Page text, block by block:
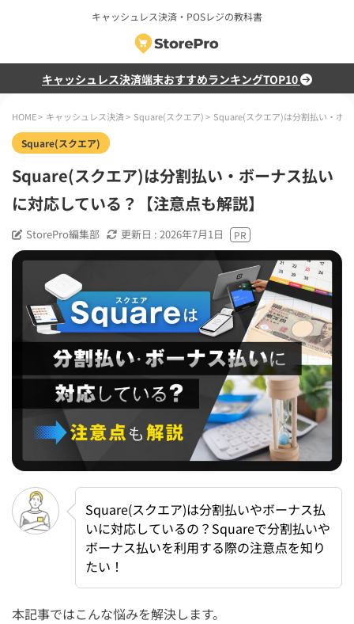
キャッシュレス決済・POSレジの教科書
キャッシュレス決済端末おすすめランキングTOP10
HOME> キャッシュレス決済> Square(スクエア)> Square(スクエア)は分割払い・ボ
Square(スクエア)
Square(スクエア)は分割払い・ボーナス払い
に対応している？【注意点も解説】
StorePro編集部 更新日 : 2026年7月1日
Square(スクエア)は分割払いやボーナス払
いに対応しているの？Squareで分割払いや
ボーナス払いを利用する際の注意点を知り
たい！
本記事ではこんな悩みを解決します。